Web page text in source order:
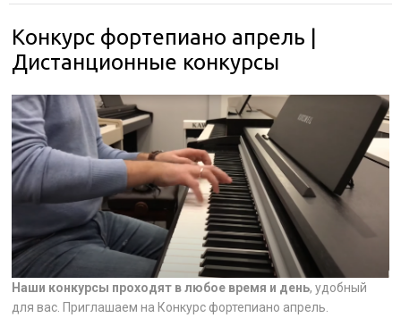
Конкурс фортепиано апрель |
Дистанционные конкурсы
Наши конкурсы проходят в любое время и день, удобный
для вас. Приглашаем на Конкурс фортепиано апрель.